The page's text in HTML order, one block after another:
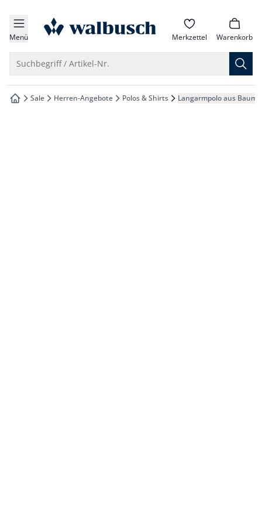
springen
springen
springen
springen
Menü zur Startseite Merkzettel Warenkorb
Suchbegriff / Artikel-Nr.
zur Startseite
Sale Herren-Angebote Polos & Shirts Langarmpolo aus